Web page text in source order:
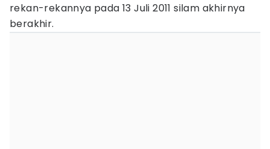
rekan-rekannya pada 13 Juli 2011 silam akhirnya
berakhir.